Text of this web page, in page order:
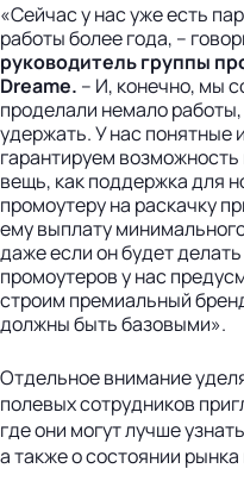
«Сейчас у нас уже есть
работы более года, –
руководитель группы
Dreame. – И, конечно, мы
проделали немало
удержать. У нас понятные
гарантируем возможность
вещь, как поддержка для
промоутеру на раскачку
ему выплату
даже если он будет
промоутеров у нас
строим премиальный
должны быть базовыми».
Отдельное внимание
полевых сотрудников
где они могут лучше
а также о состоянии